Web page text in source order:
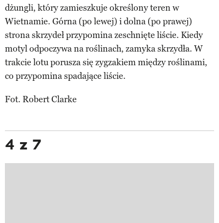
dżungli, który zamieszkuje określony teren w
Wietnamie. Górna (po lewej) i dolna (po prawej)
strona skrzydeł przypomina zeschnięte liście. Kiedy
motyl odpoczywa na roślinach, zamyka skrzydła. W
trakcie lotu porusza się zygzakiem między roślinami,
co przypomina spadające liście.
Fot. Robert Clarke
4 z 7